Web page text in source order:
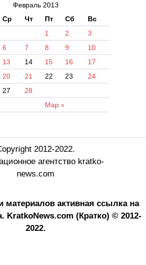
Февраль 2013
Ср Чт Пт Сб Вс
Мар »
1 2
3
6 7 8 9
10
13 14 15 16
17
20 21 22 23
24
27 28
2012-2022.
агентство kratko-
news.com
материалов активная ссылка на
KratkoNews.com (Кратко) © 2012-
2022.